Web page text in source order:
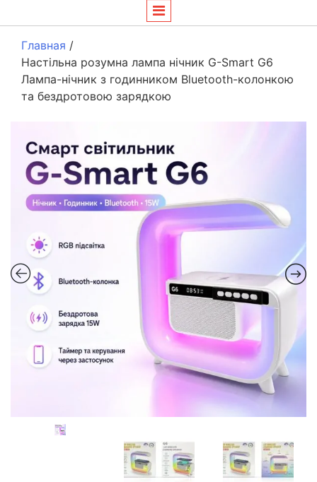
Главная /
Настільна розумна лампа нічник G-Smart G6
Лампа-нічник з годинником Bluetooth-колонкою
та бездротовою зарядкою